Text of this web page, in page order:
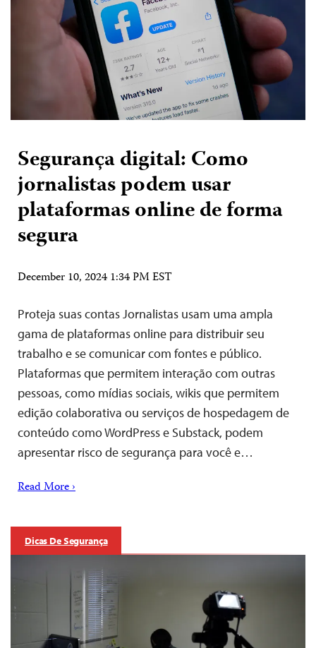
Segurança digital: Como
jornalistas podem usar
plataformas online de forma
segura
December 10, 2024 1:34 PM EST
Proteja suas contas Jornalistas usam uma ampla
gama de plataformas online para distribuir seu
trabalho e se comunicar com fontes e público.
Plataformas que permitem interação com outras
pessoas, como mídias sociais, wikis que permitem
edição colaborativa ou serviços de hospedagem de
conteúdo como WordPress e Substack, podem
apresentar risco de segurança para você e…
Read More ›
Dicas De Segurança